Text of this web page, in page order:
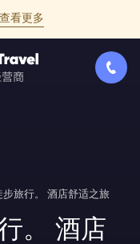
查看更多
旅行。 酒店舒适之旅
。 酒店